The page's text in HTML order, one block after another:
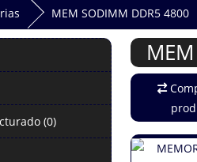
MEM SODIMM DDR5 4800
(0)